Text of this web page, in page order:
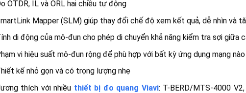
OTDR, IL và ORL hai chiều tự động
Mapper (SLM) giúp thay đổi chế độ xem kết quả, dễ nhìn và
di động của mô-đun cho phép di chuyển khả năng kiểm tra sợi giữa
vi hiệu suất mô-đun rộng để phù hợp với bất kỳ ứng dụng mạng nào
kế nhỏ gọn và có trọng lượng nhẹ
thích với nhiều thiết bị đo quang Viavi: T-BERD/MTS-4000